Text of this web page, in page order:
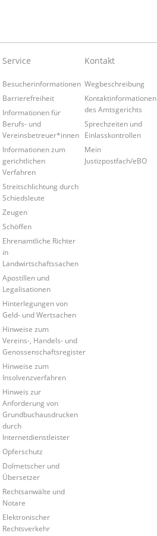
Service
Besucherinformationen
Barrierefreiheit
Informationen für
Berufs- und
Vereinsbetreuer*innen
Informationen zum
gerichtlichen
Verfahren
Streitschlichtung durch
Schiedsleute
Zeugen
Schöffen
Ehrenamtliche Richter
in
Landwirtschaftssachen
Apostillen und
Legalisationen
Hinterlegungen von
Geld- und Wertsachen
Hinweise zum
Vereins-, Handels- und
Genossenschaftsregister
Hinweise zum
Insolvenzverfahren
Hinweis zur
Anforderung von
Grundbuchausdrucken
durch
Internetdienstleister
Opferschutz
Dolmetscher und
Übersetzer
Rechtsanwälte und
Notare
Elektronischer
Rechtsverkehr
Kontakt
Wegbeschreibung
Kontaktinformationen
des Amtsgerichts
Sprechzeiten und
Einlasskontrollen
Mein
Justizpostfach/eBO